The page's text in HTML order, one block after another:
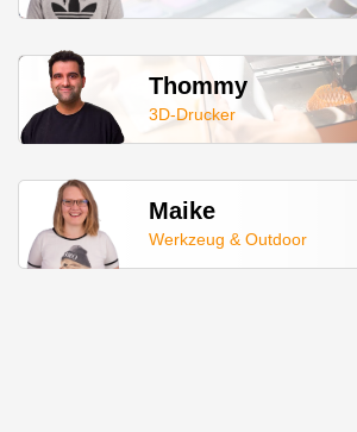
Thommy
3D-Drucker
Maike
Werkzeug & Outdoor